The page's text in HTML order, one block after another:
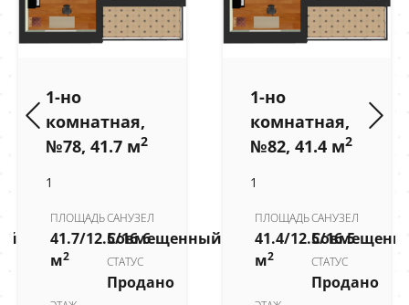
1-но
комнатная,
№78, 41.7 м2
1
ПЛОЩАДЬ
41.7/12.5/16.6
м2
САНУЗЕЛ
Совмещенный
СТАТУС
Продано
1-но
комнатная,
№82, 41.4 м2
1
ПЛОЩАДЬ
41.4/12.5/16.5
м2
САНУЗЕЛ
СТАТУС
Продано